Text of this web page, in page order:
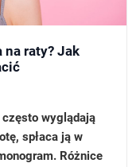
raty? Jak
wyglądają
spłaca ją w
Różnice